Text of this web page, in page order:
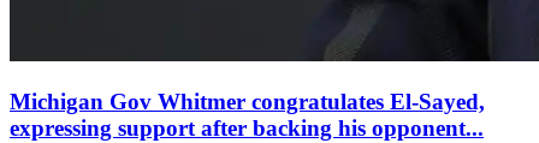
Michigan Gov Whitmer congratulates El-Sayed,
expressing support after backing his opponent...